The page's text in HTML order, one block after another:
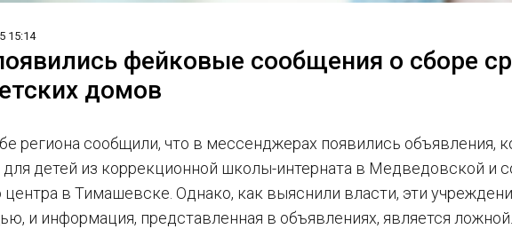
15:14
фейковые сообщения о сборе
домов
региона сообщили, что в мессенджерах появились объявления,
детей из коррекционной школы-интерната в Медведовской и
центра в Тимашевске. Однако, как выяснили власти, эти
и информация, представленная в объявлениях, является ложной.